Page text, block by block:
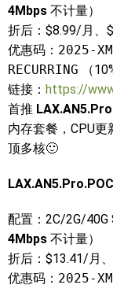
4Mbps 不计量）
折后：$8.99/月、
优惠码： 2025-
RECURRING （
链接： https://
首推
内存套餐，CPU更
顶多核🙂
配置：2C/2G/40G
4Mbps 不计量）
折后：$13.41/月
优惠码： 2025-